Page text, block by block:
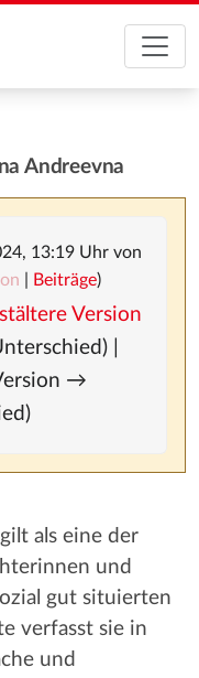
Andreevna
13:19 Uhr von
Beiträge)
Version
|
→
als eine der
und
gut situierten
verfasst sie in
und